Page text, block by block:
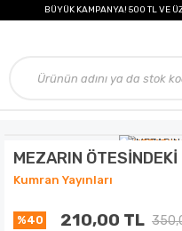
BÜYÜK KAMPANYA! 500 TL VE
MEZARIN ÖTESİNDEKİ
Kumran Yayınları
%40 210,00 TL